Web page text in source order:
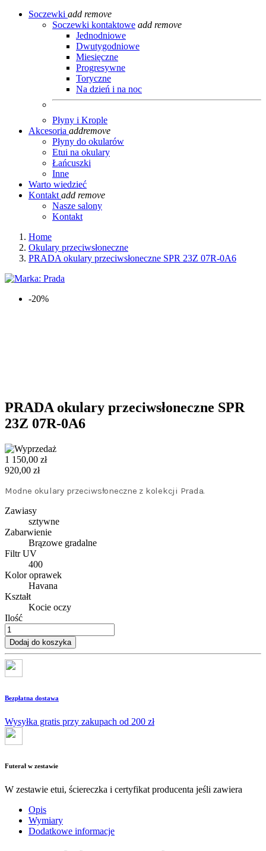
Soczewki add remove
Soczewki kontaktowe add remove
Jednodniowe
Dwutygodniowe
Miesięczne
Progresywne
Toryczne
Na dzień i na noc
Płyny i Krople
Akcesoria addremove
Płyny do okularów
Etui na okulary
Łańcuszki
Inne
Warto wiedzieć
Kontakt add remove
Nasze salony
Kontakt
Home
Okulary przeciwsłoneczne
PRADA okulary przeciwsłoneczne SPR 23Z 07R-0A6
-20%
PRADA okulary przeciwsłoneczne SPR
23Z 07R-0A6
1 150,00 zł
920,00 zł
Modne okulary przeciwsłoneczne z kolekcji Prada.
Zawiasy
sztywne
Zabarwienie
Brązowe gradalne
Filtr UV
400
Kolor oprawek
Havana
Kształt
Kocie oczy
Ilość
Dodaj do koszyka
Bezpłatna dostawa
Wysyłka gratis przy zakupach od 200 zł
Futerał w zestawie
W zestawie etui, ściereczka i certyfikat producenta jeśli zawiera
Opis
Wymiary
Dodatkowe informacje